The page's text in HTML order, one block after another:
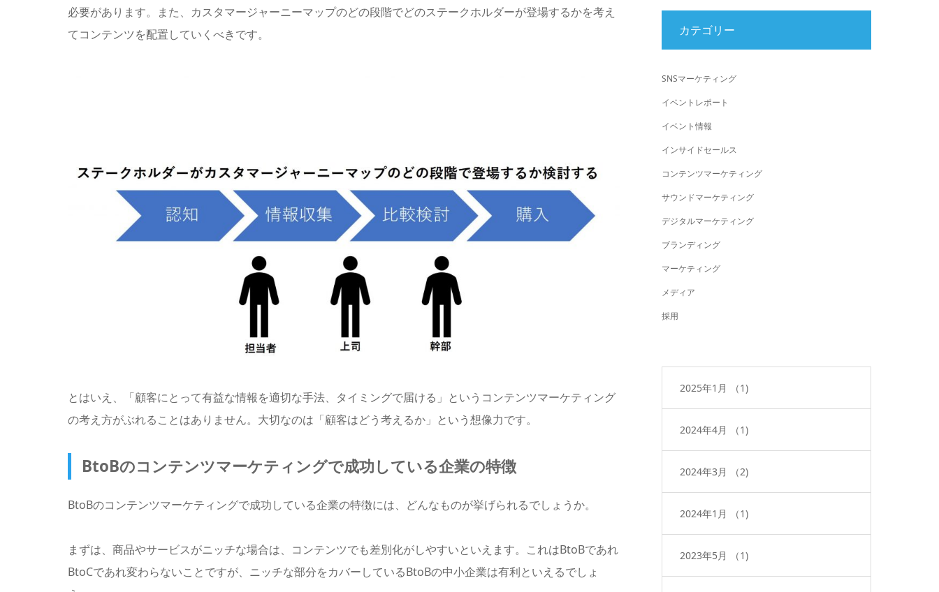
必要があります。また、カスタマージャーニーマップのどの段階でどのステークホルダーが登場するかを考え
てコンテンツを配置していくべきです。
とはいえ、「顧客にとって有益な情報を適切な手法、タイミングで届ける」というコンテンツマーケティング
の考え方がぶれることはありません。大切なのは「顧客はどう考えるか」という想像力です。
BtoBのコンテンツマーケティングで成功している企業の特徴
BtoBのコンテンツマーケティングで成功している企業の特徴には、どんなものが挙げられるでしょうか。
まずは、商品やサービスがニッチな場合は、コンテンツでも差別化がしやすいといえます。これはBtoBであれ
BtoCであれ変わらないことですが、ニッチな部分をカバーしているBtoBの中小企業は有利といえるでしょ
カテゴリー
SNSマーケティング
イベントレポート
イベント情報
インサイドセールス
コンテンツマーケティング
サウンドマーケティング
デジタルマーケティング
ブランディング
マーケティング
メディア
採用
2025年1月 （1)
2024年4月 （1)
2024年3月 （2)
2024年1月 （1)
2023年5月 （1)